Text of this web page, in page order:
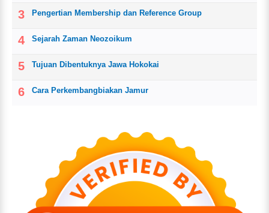
Pengertian Membership dan Reference Group
Sejarah Zaman Neozoikum
Tujuan Dibentuknya Jawa Hokokai
Cara Perkembangbiakan Jamur